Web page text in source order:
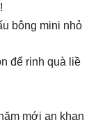
bông mini nhỏ
để rinh quà liề
mới an khan